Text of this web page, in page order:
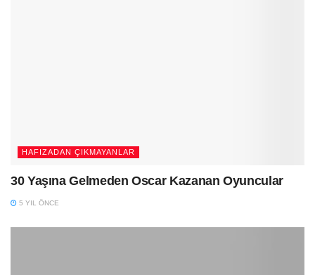
HAFIZADAN ÇIKMAYANLAR
30 Yaşına Gelmeden Oscar Kazanan Oyuncular
5 YIL ÖNCE